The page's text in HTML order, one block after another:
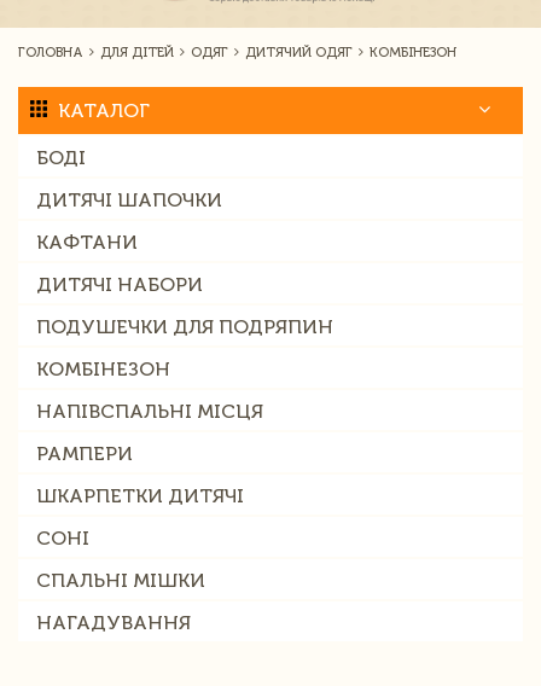
ГОЛОВНА ДЛЯ ДІТЕЙ ОДЯГ ДИТЯЧИЙ ОДЯГ КОМБІНЕЗОН
КАТАЛОГ
БОДІ
ДИТЯЧІ ШАПОЧКИ
КАФТАНИ
ДИТЯЧІ НАБОРИ
ПОДУШЕЧКИ ДЛЯ ПОДРЯПИН
КОМБІНЕЗОН
НАПІВСПАЛЬНІ МІСЦЯ
РАМПЕРИ
ШКАРПЕТКИ ДИТЯЧІ
СОНІ
СПАЛЬНІ МІШКИ
НАГАДУВАННЯ